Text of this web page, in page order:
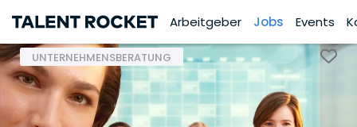
Arbeitgeber Jobs Events
UNTERNEHMENSBERATUNG